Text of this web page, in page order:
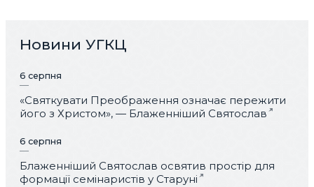
Новини УГКЦ
6 серпня
«Святкувати Преображення означає пережити
його з Христом», — Блаженніший Святослав
6 серпня
Блаженніший Святослав освятив простір для
формації семінаристів у Старуні